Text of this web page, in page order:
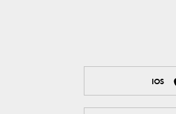
IOS